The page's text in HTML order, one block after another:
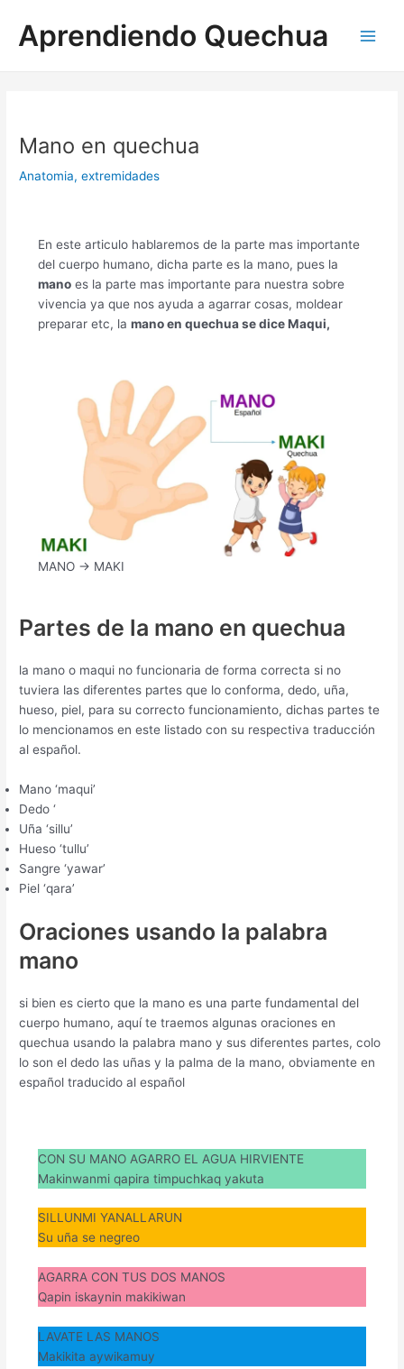
contenido
Aprendiendo Quechua
Mano en quechua
Anatomia,extremidades
En este articulo hablaremos de la parte mas importante
del cuerpo humano, dicha parte es la mano, pues la
manoes la parte mas importante para nuestra sobre
vivencia ya que nos ayuda a agarrar cosas, moldear
preparar etc, la mano en quechua se dice Maqui,
MANO -> MAKI
Partes de la mano en quechua
la mano o maqui no funcionaria de forma correcta si no
tuviera las diferentes partes que lo conforma, dedo, uña,
hueso, piel, para su correcto funcionamiento, dichas partes te
lo mencionamos en este listado con su respectiva traducción
al español.
Mano ‘maqui’
Dedo ‘
Uña ‘sillu’
Hueso ‘tullu’
Sangre ‘yawar’
Piel ‘qara’
Oraciones usando la palabra
mano
si bien es cierto que la mano es una parte fundamental del
cuerpo humano, aquí te traemos algunas oraciones en
quechua usando la palabra mano y sus diferentes partes, colo
lo son el dedo las uñas y la palma de la mano, obviamente en
español traducido al español
CON SU MANO AGARRO EL AGUA HIRVIENTE
Makinwanmi qapira timpuchkaq yakuta
SILLUNMI YANALLARUN
Su uña se negreo
AGARRA CON TUS DOS MANOS
Qapin iskaynin makikiwan
LAVATE LAS MANOS
Makikita aywikamuy